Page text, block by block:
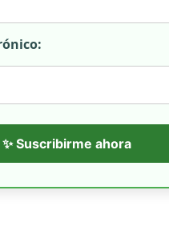
✨ Suscribirme ahora